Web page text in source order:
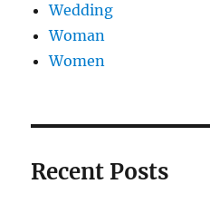
Wedding
Woman
Women
Recent Posts